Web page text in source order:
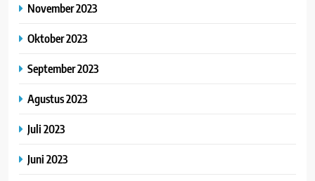
November 2023
Oktober 2023
September 2023
Agustus 2023
Juli 2023
Juni 2023